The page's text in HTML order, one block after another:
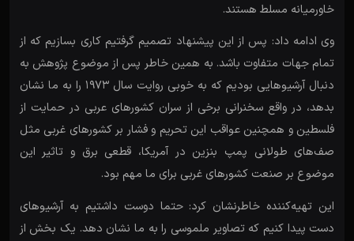
خاورمیانه مسلط هستند.
وی ادامه داد: پس از این پیشنهاد تصمیم گرفتیم کاری بسازیم که از
تمام جهات متفاوت باشد. به همین خاطر پس از موضوع پژوهش به
دنبال آرشیوهایی بودیم که به خوبی روایت سال ۱۹۷۳ را به ما نشان
بدهد، در واقع سخنرانی برخی از سران‌ کشورهای عربی در حمایت از
فلسطین و همچنین عواقب این تحریم و فشار بر کشورهای غربی مثل
صف‌های طولانی پمپ بنزین در آمریکا، قطعی برق و تاثیر این
موضوع بر صنعت کشورهای غربی برای ما مهم بود.
این تهیه‌کننده خاطرنشان کرد: حتما دوست داشتیم به آرشیوهای
دست پیدا کنیم که تصاویر ملموسی را به ما نشان دهد. یک بخش از